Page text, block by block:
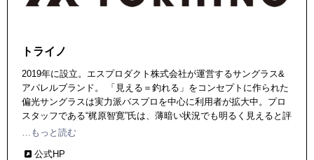
トライノ
2019年に設立。エスプロダクト株式会社が運営するサングラス&
アパレルブランド。 「見える＝釣れる」をコンセプトに作られた
偏光サングラスは実力派バスプロを中心に利用者が拡大中。プロ
スタッフである“梶原智寛”氏は、薄暗い状況でも明るく見えると評
判、コンベックス社の純国産偏光レンズ「PolaWing SPX」を使用
…もっと読む
公式HP